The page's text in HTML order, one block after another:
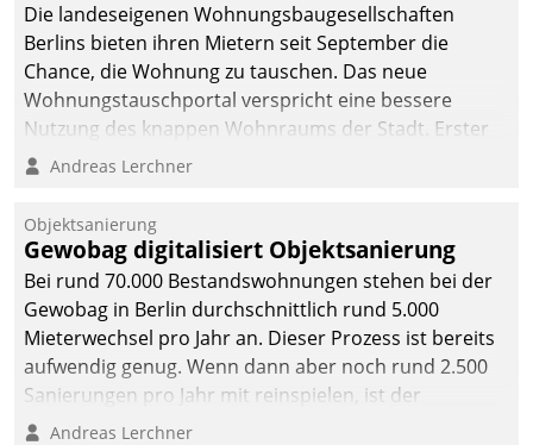
Die landeseigenen Wohnungsbaugesellschaften
Berlins bieten ihren Mietern seit September die
Chance, die Wohnung zu tauschen. Das neue
Wohnungstauschportal verspricht eine bessere
Nutzung des knappen Wohnraums der Stadt. Erster
Anwendungsfall für Datatrains Lösung API-Hub mit
Unternehmen.
Andreas Lerchner
Objektsanierung
Gewobag digitalisiert Objektsanierung
Bei rund 70.000 Bestandswohnungen stehen bei der
Gewobag in Berlin durchschnittlich rund 5.000
Mieterwechsel pro Jahr an. Dieser Prozess ist bereits
aufwendig genug. Wenn dann aber noch rund 2.500
Sanierungen pro Jahr mit reinspielen, ist der
Betreuungs- und Organisationsaufwand immens. Im
Andreas Lerchner